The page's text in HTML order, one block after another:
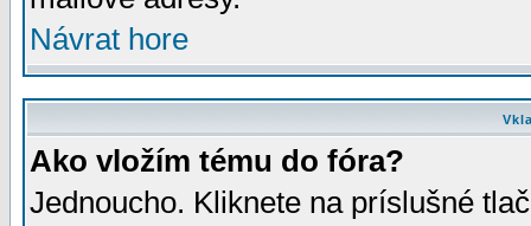
Návrat hore
Ako vložím tému do fóra?
Jednoucho. Kliknete na príslušné